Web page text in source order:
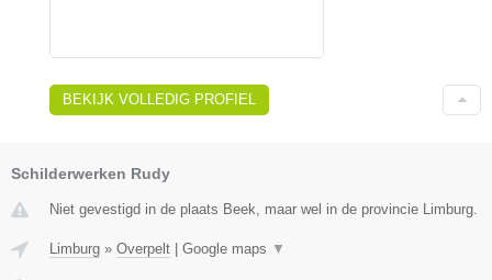
BEKIJK VOLLEDIG PROFIEL
Schilderwerken Rudy
Niet gevestigd in de plaats Beek, maar wel in de provincie Limburg.
Limburg » Overpelt Google maps ▼